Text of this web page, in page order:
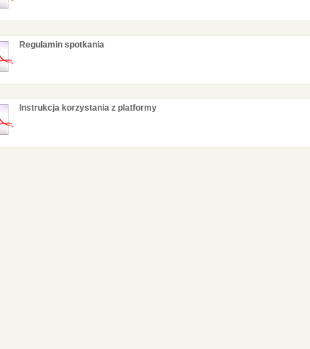
Regulamin spotkania
Instrukcja korzystania z platformy